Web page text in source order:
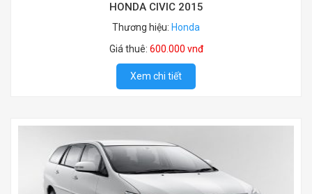
HONDA CIVIC 2015
Thương hiệu: Honda
Giá thuê: 600.000 vnđ
Xem chi tiết